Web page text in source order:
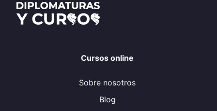
Cursos online
Sobre nosotros
Blog